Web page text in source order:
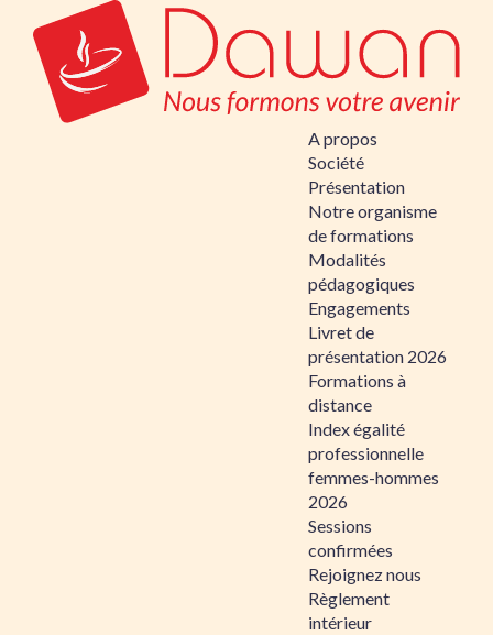
A propos
Société
Présentation
Notre organisme
de formations
Modalités
pédagogiques
Engagements
Livret de
présentation 2026
Formations à
distance
Index égalité
professionnelle
femmes-hommes
2026
Sessions
confirmées
Rejoignez nous
Règlement
intérieur